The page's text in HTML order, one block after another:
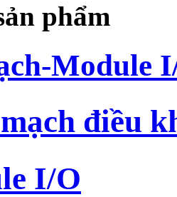
phẩm
Module
điều
I/O